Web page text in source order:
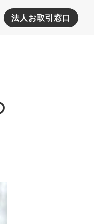
法人お取引窓口